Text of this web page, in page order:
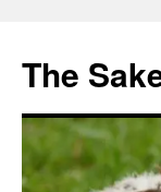
vsebino
The